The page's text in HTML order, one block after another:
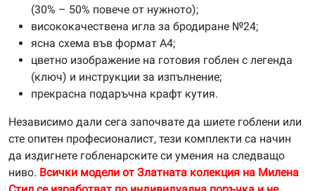
(30% – 50% повече от нужното);
висококачествена игла за бродиране №24;
ясна схема във формат А4;
цветно изображение на готовия гоблен с легенда
(ключ) и инструкции за изпълнение;
прекрасна подаръчна крафт кутия.
Независимо дали сега започвате да шиете гоблени или
сте опитен професионалист, тези комплекти са начин
да издигнете гобленарските си умения на следващо
ниво. Всички модели от Златната колекция на Милена